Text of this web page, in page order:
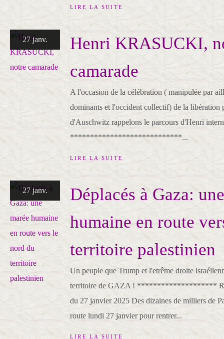
LIRE LA SUITE
27 janv.
Henri KRASUCKI,
camarade
A l'occasion de la célébration ( manipulée par
dominants et l'occident collectif) de la libération
d'Auschwitz rappelons le parcours d'Henri
****************************...
LIRE LA SUITE
27 janv.
Déplacés à Gaza:
humaine en route
territoire palestinien
Un peuple que Trump et l'etrême droite
territoire de GAZA ! ********************
du 27 janvier 2025 Des dizaines de milliers de
route lundi 27 janvier pour rentrer...
LIRE LA SUITE